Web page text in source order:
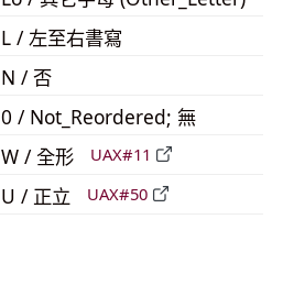
L / 左至右書寫
N / 否
0 / Not_Reordered; 無
W / 全形 UAX#11
U / 正立 UAX#50